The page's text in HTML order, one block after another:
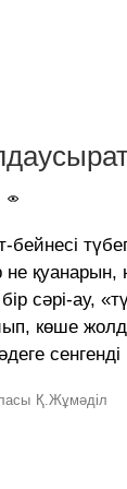
не
сәрі-ау,
көше
Қ.Жұмәділ